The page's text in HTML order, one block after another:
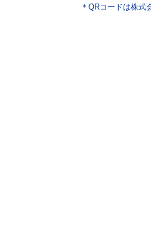
＊QRコードは株式